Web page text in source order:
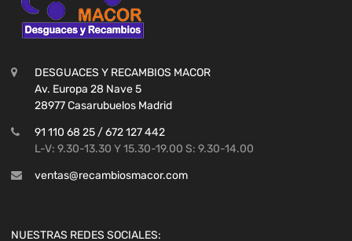
DESGUACES Y RECAMBIOS MACOR
Av. Europa 28 Nave 5
28977 Casarubuelos Madrid
91 110 68 25 / 672 127 442
L-V: 9.30-13.30 Y 15.30-19.00 S: 9.30-14.00
ventas@recambiosmacor.com
NUESTRAS REDES SOCIALES: